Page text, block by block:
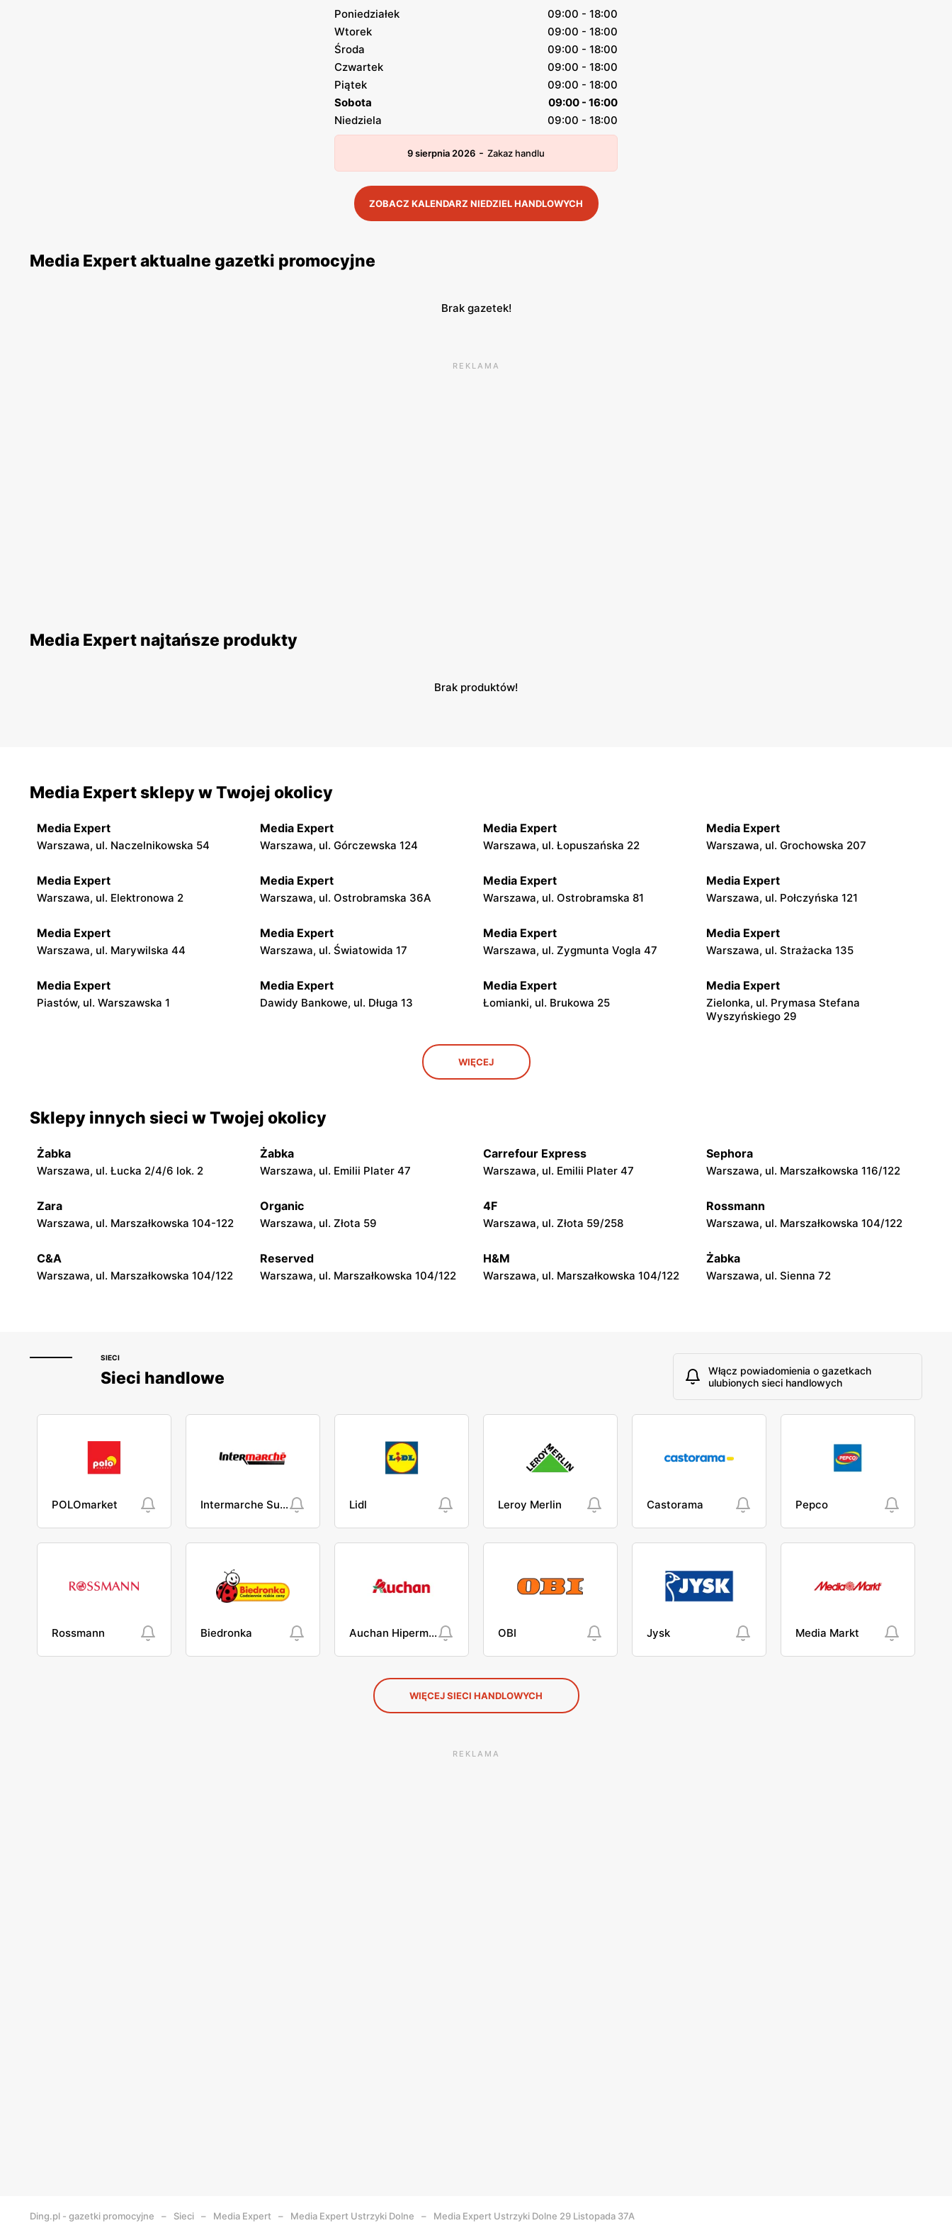
Poniedziałek
09:00 - 18:00
Wtorek
09:00 - 18:00
Środa
09:00 - 18:00
Czwartek
09:00 - 18:00
Piątek
09:00 - 18:00
Sobota
09:00 - 16:00
Niedziela
09:00 - 18:00
9 sierpnia 2026 - Zakaz handlu
ZOBACZ KALENDARZ NIEDZIEL HANDLOWYCH
Media Expert aktualne gazetki promocyjne
Brak gazetek!
REKLAMA
Media Expert najtańsze produkty
Brak produktów!
Media Expert sklepy w Twojej okolicy
Media Expert
Warszawa, ul. Naczelnikowska 54
Media Expert
Warszawa, ul. Górczewska 124
Media Expert
Warszawa, ul. Łopuszańska 22
Media Expert
Warszawa, ul. Grochowska 207
Media Expert
Warszawa, ul. Elektronowa 2
Media Expert
Warszawa, ul. Ostrobramska 36A
Media Expert
Warszawa, ul. Ostrobramska 81
Media Expert
Warszawa, ul. Połczyńska 121
Media Expert
Warszawa, ul. Marywilska 44
Media Expert
Warszawa, ul. Światowida 17
Media Expert
Warszawa, ul. Zygmunta Vogla 47
Media Expert
Warszawa, ul. Strażacka 135
Media Expert
Piastów, ul. Warszawska 1
Media Expert
Dawidy Bankowe, ul. Długa 13
Media Expert
Łomianki, ul. Brukowa 25
Media Expert
Zielonka, ul. Prymasa Stefana
Wyszyńskiego 29
Ożarów Mazowiecki, ul. Poznańska 151b
Media Expert
Marki al. Marsz. Józefa Piłsudskiego 200
Parzniew, ul. Solidarności 1 Jabłonna, ul. Edukacyjna 2
Media Expert Media Expert Media Expert Media Expert
Media Expert Media Expert
Jerzego Przemysława Morawicza 4
Media Expert Media Expert
WIĘCEJ
Sklepy innych sieci w Twojej okolicy
Żabka
Warszawa, ul. Łucka 2/4/6 lok. 2
Żabka
Warszawa, ul. Emilii Plater 47
Carrefour Express
Warszawa, ul. Emilii Plater 47
Sephora
Warszawa, ul. Marszałkowska 116/122
Zara
Warszawa, ul. Marszałkowska 104-122
Organic
Warszawa, ul. Złota 59
4F
Warszawa, ul. Złota 59/258
Rossmann
Warszawa, ul. Marszałkowska 104/122
C&A
Warszawa, ul. Marszałkowska 104/122
Reserved
Warszawa, ul. Marszałkowska 104/122
H&M
Warszawa, ul. Marszałkowska 104/122
Żabka
Warszawa, ul. Sienna 72
SIECI
Sieci handlowe
Włącz powiadomienia o gazetkach
ulubionych sieci handlowych
POLOmarket Intermarche Super Lidl Leroy Merlin Castorama Pepco
Rossmann Biedronka Auchan Hipermarket OBI Jysk Media Markt
WIĘCEJ SIECI HANDLOWYCH
REKLAMA
Ding.pl - gazetki promocyjne Sieci Media Expert Media Expert Ustrzyki Dolne Media Expert Ustrzyki Dolne 29 Listopada 37A